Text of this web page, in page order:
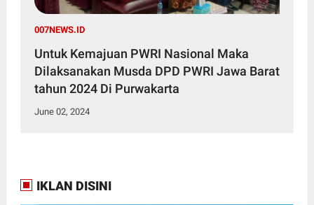
007NEWS.ID
Untuk Kemajuan PWRI Nasional Maka
Dilaksanakan Musda DPD PWRI Jawa Barat
tahun 2024 Di Purwakarta
June 02, 2024
IKLAN DISINI